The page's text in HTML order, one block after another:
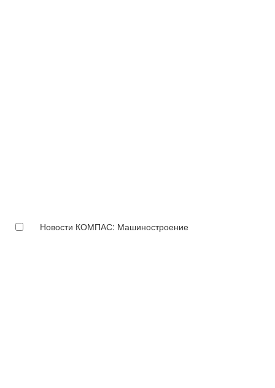
Новости КОМПАС: Машиностроение